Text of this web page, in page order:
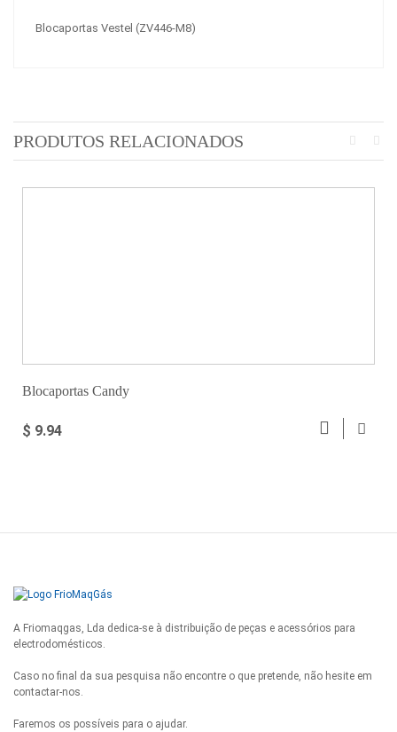
Blocaportas Vestel (ZV446-M8)
PRODUTOS RELACIONADOS
Blocaportas Candy
$ 9.94
A Friomaqgas, Lda dedica-se à distribuição de peças e acessórios para
electrodomésticos.
Caso no final da sua pesquisa não encontre o que pretende, não hesite em
contactar-nos.
Faremos os possíveis para o ajudar.